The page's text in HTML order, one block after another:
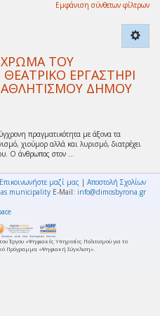
Εμφάνιση σύνθετων φίλτρων
ΤΟΥ
ΘΕΑΤΡΙΚΟ ΕΡΓΑΣΤΗΡΙ
ΑΘΛΗΤΙΣΜΟΥ ΔΗΜΟΥ
πραγματικότητα με άξονα τα
χιούμορ αλλά και λυρισμό, διατρέχει
Ο άνθρωπος στον ...
Επικοινωνήστε μαζί μας | Αποστολή Σχολίων
municipality E-Mail: info@dimosbyrona.gr
Έργου «Ψηφιακές Υπηρεσίες Πολιτισμού για το
Πρόγραμμα «Ψηφιακή Σύγκλιση».